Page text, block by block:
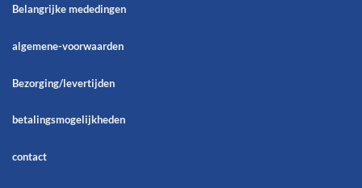
Belangrijke mededingen
algemene-voorwaarden
Bezorging/levertijden
betalingsmogelijkheden
contact